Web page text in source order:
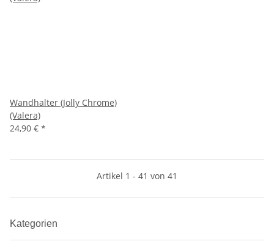
Wandhalter (Jolly Chrome)
(Valera)
24,90 € *
Artikel 1 - 41 von 41
Kategorien